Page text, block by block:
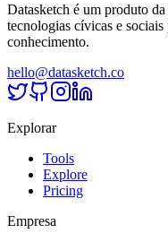
Datasketch é um produto
tecnologias cívicas e sociais
conhecimento.
hello@datasketch.co
Explorar
Tools
Explore
Pricing
Empresa